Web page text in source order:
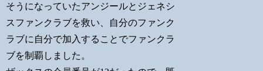
そうになっていたアンジールとジェネシ
スファンクラブを救い、自分のファンク
ラブに自分で加入することでファンクラ
ブを制覇しました。